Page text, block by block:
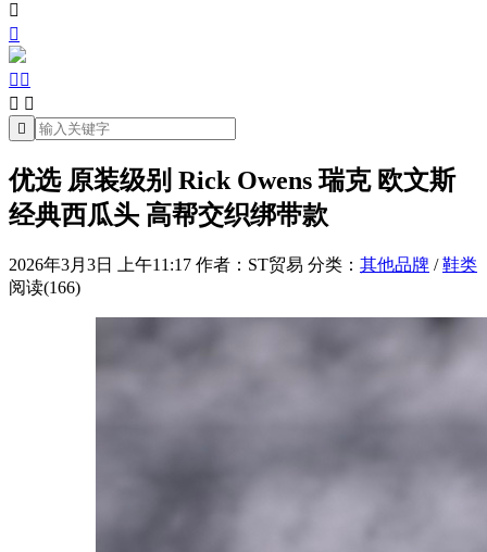


 
 

优选 原装级别 Rick Owens 瑞克 欧文斯
经典西瓜头 高帮交织绑带款
2026年3月3日 上午11:17 作者：ST贸易 分类： 其他品牌 /鞋类
阅读(166)